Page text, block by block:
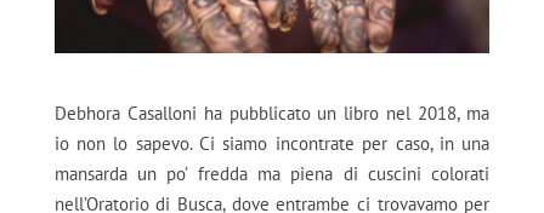
Debhora Casalloni ha pubblicato un libro nel 2018, ma
io non lo sapevo. Ci siamo incontrate per caso, in una
mansarda un po’ fredda ma piena di cuscini colorati
nell’Oratorio di Busca, dove entrambe ci trovavamo per